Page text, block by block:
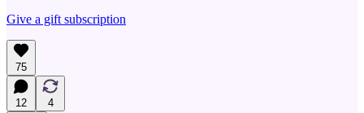
Give a gift subscription
75
12
4